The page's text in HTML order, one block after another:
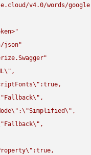
v4.0/words/
json"
\" ,
\" :true,
Fallback\" ,
\" :\"Simplified\" ,
Fallback\" ,
\" :true,